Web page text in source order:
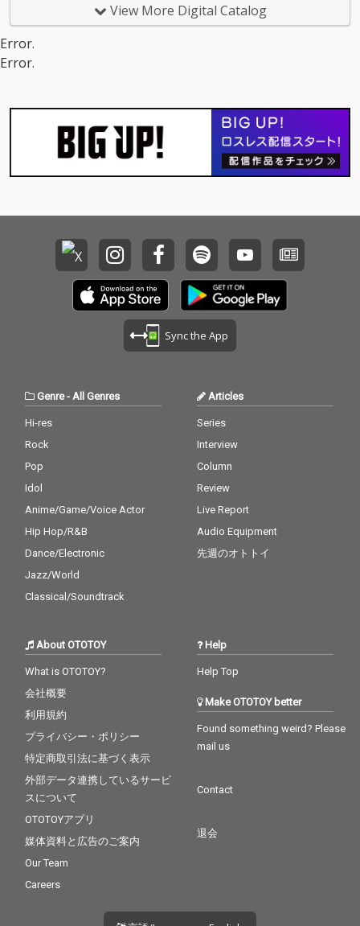
View More Digital Catalog
Error.
Error.
Sync the App
Genre-All Genres
Hi-res
Rock
Pop
Idol
Anime/Game/Voice Actor
Hip Hop/R&B
Dance/Electronic
Jazz/World
Classical/Soundtrack
Articles
Series
Interview
Column
Review
Live Report
Audio Equipment
先週のオトトイ
About OTOTOY
What is OTOTOY?
会社概要
利用規約
プライバシー・ポリシー
特定商取引法に基づく表示
外部データ連携しているサービ
スについて
OTOTOYアプリ
媒体資料と広告のご案内
Our Team
Careers
Help
Help Top
Make OTOTOY better
Found something weird? Please
mail us
Contact
退会